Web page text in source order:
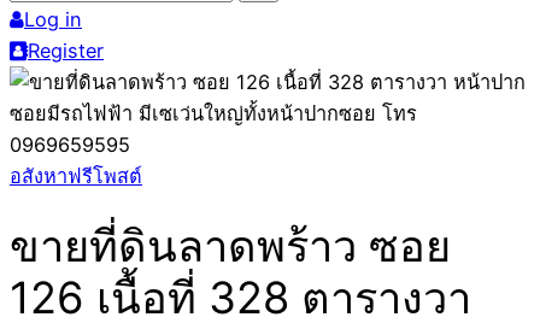
for:Log in
Register
อสังหาฟรีโพสต์
ขายที่ดินลาดพร้าว ซอย
126 เนื้อที่ 328 ตารางวา